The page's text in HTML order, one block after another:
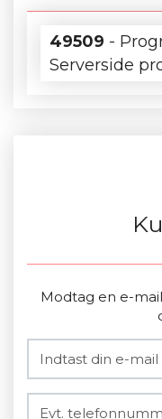
49509 -
Serverside
Modtag en e-